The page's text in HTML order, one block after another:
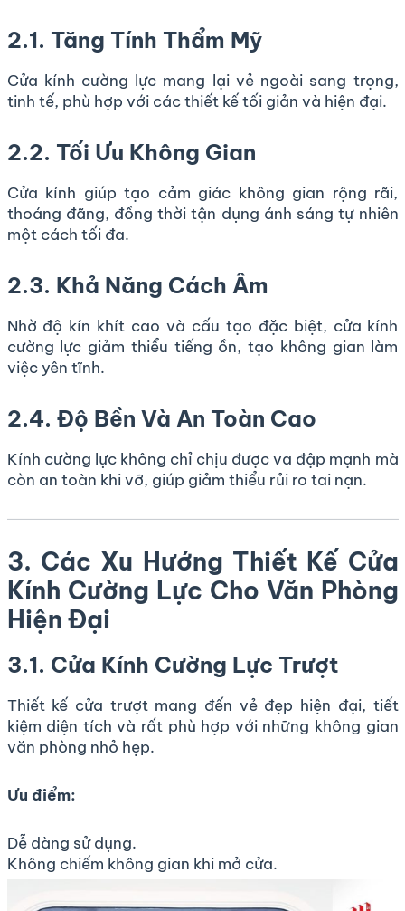
2.1. Tăng Tính Thẩm Mỹ
Cửa kính cường lực mang lại vẻ ngoài sang trọng,
tinh tế, phù hợp với các thiết kế tối giản và hiện đại.
2.2. Tối Ưu Không Gian
Cửa kính giúp tạo cảm giác không gian rộng rãi,
thoáng đãng, đồng thời tận dụng ánh sáng tự nhiên
một cách tối đa.
2.3. Khả Năng Cách Âm
Nhờ độ kín khít cao và cấu tạo đặc biệt, cửa kính
cường lực giảm thiểu tiếng ồn, tạo không gian làm
việc yên tĩnh.
2.4. Độ Bền Và An Toàn Cao
Kính cường lực không chỉ chịu được va đập mạnh mà
còn an toàn khi vỡ, giúp giảm thiểu rủi ro tai nạn.
3. Các Xu Hướng Thiết Kế Cửa
Kính Cường Lực Cho Văn Phòng
Hiện Đại
3.1. Cửa Kính Cường Lực Trượt
Thiết kế cửa trượt mang đến vẻ đẹp hiện đại, tiết
kiệm diện tích và rất phù hợp với những không gian
văn phòng nhỏ hẹp.
Ưu điểm:
Dễ dàng sử dụng.
Không chiếm không gian khi mở cửa.